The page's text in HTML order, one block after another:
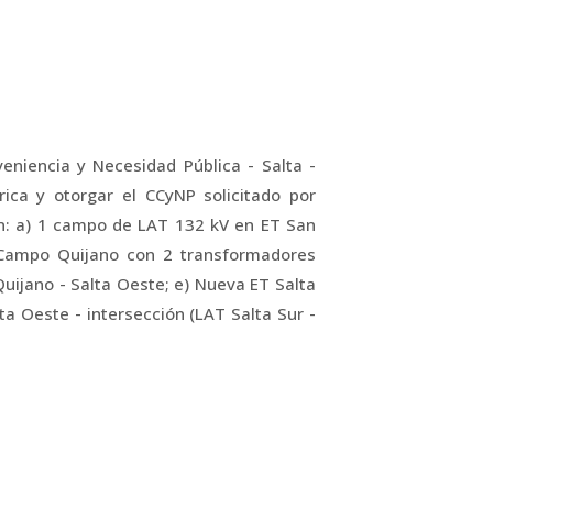
y Necesidad Pública - Salta -
y otorgar el CCyNP solicitado por
a) 1 campo de LAT 132 kV en ET San
Quijano con 2 transformadores
- Salta Oeste; e) Nueva ET Salta
Oeste - intersección (LAT Salta Sur -